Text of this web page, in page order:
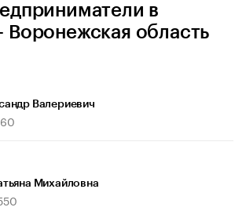
в
Воронежская область
Валериевич
Михайловна